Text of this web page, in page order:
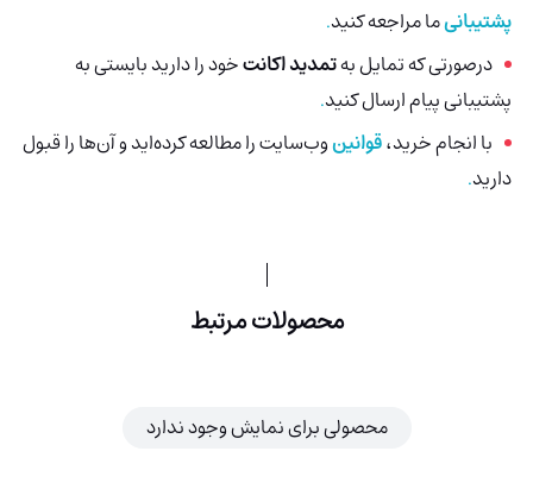
پشتیبانیما مراجعه کنید.
درصورتی که تمایل بهتمدید اکانتخود را دارید بایستی به
پشتیبانی پیام ارسال کنید.
با انجام خرید،قوانینوب‌سایت را مطالعه کرده‌اید و آن‌ها را قبول
دارید.
محصولات مرتبط
محصولی برای نمایش وجود ندارد